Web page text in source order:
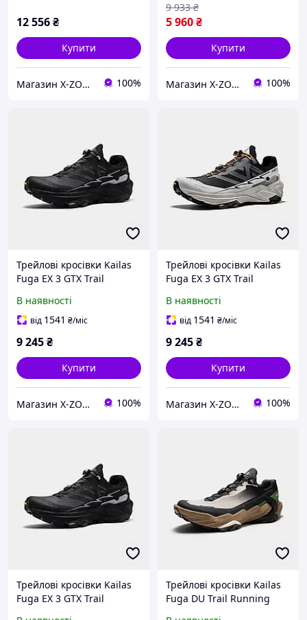
12 556₴
Купити
Магазин X-ZONE 100%
5 960₴
9 933 ₴
Купити
Магазин X-ZONE 100%
Трейлові кросівки Kailas
Fuga EX 3 GTX Trail
Black (KS2433151)
В наявності
від 1541 ₴/міс
9 245₴
Купити
Магазин X-ZONE 100%
Трейлові кросівки Kailas
Fuga EX 3 GTX Trail
Gray (KS2433251)
В наявності
від 1541 ₴/міс
9 245₴
Купити
Магазин X-ZONE 100%
Трейлові кросівки Kailas
Fuga EX 3 GTX Trail
Трейлові кросівки Kailas
Fuga DU Trail Running